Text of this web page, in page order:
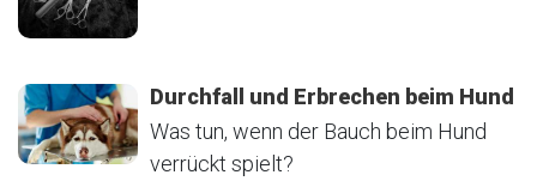
Durchfall und Erbrechen beim Hund
Was tun, wenn der Bauch beim Hund
verrückt spielt?